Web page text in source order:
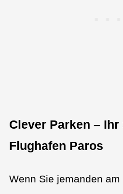
Clever Parken –
Flughafen Paros
Wenn Sie jemanden